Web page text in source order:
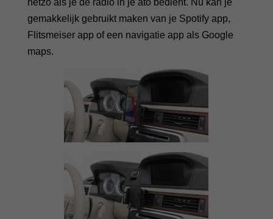
netzo als je de radio in je ato bedient. Nu kan je
gemakkelijk gebruikt maken van je Spotify app,
Flitsmeiser app of een navigatie app als Google
maps.